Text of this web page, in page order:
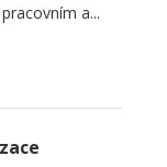
a...